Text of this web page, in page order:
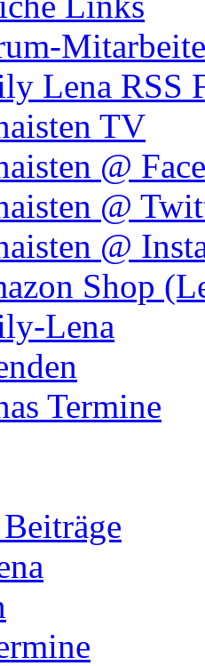
Lena RSS
TV
@
@
@
Shop
Lena
Termine